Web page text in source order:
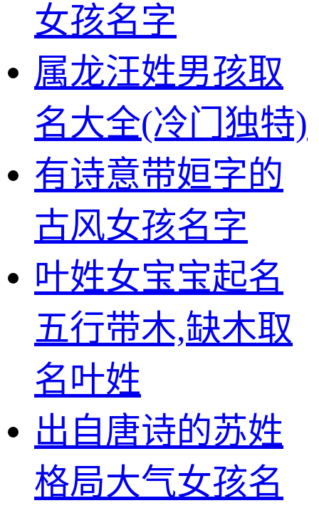
女孩名字
属龙汪姓男孩取
名大全(冷门独特)
有诗意带姮字的
古风女孩名字
叶姓女宝宝起名
五行带木,缺木取
名叶姓
出自唐诗的苏姓
格局大气女孩名